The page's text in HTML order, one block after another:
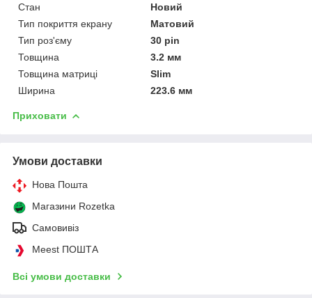
Стан
Новий
Тип покриття екрану
Матовий
Тип роз'єму
30 pin
Товщина
3.2 мм
Товщина матриці
Slim
Ширина
223.6 мм
Приховати
Умови доставки
Нова Пошта
Магазини Rozetka
Самовивіз
Meest ПОШТА
Всі умови доставки